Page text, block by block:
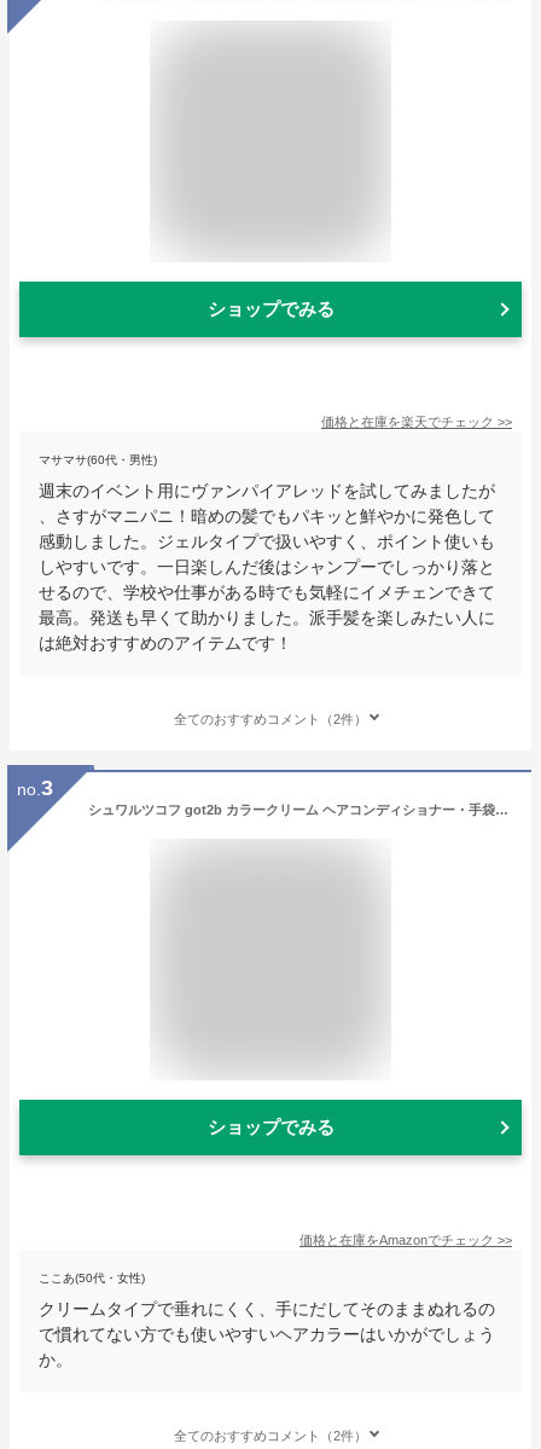
ショップでみる
価格と在庫を楽天でチェック >>
マサマサ(60代・男性)
週末のイベント用にヴァンパイアレッドを試してみましたが
、さすがマニパニ！暗めの髪でもパキッと鮮やかに発色して
感動しました。ジェルタイプで扱いやすく、ポイント使いも
しやすいです。一日楽しんだ後はシャンプーでしっかり落と
せるので、学校や仕事がある時でも気軽にイメチェンできて
最高。発送も早くて助かりました。派手髪を楽しみたい人に
は絶対おすすめのアイテムです！
全てのおすすめコメント（2件）
no. 3
シュワルツコフ got2b カラークリーム ヘアコンディショナー・手袋付き ロリポップレッド 1個 (x 1) 医薬部外品
ショップでみる
価格と在庫をAmazonでチェック >>
ここあ(50代・女性)
クリームタイプで垂れにくく、手にだしてそのままぬれるの
で慣れてない方でも使いやすいヘアカラーはいかがでしょう
か。
全てのおすすめコメント（2件）